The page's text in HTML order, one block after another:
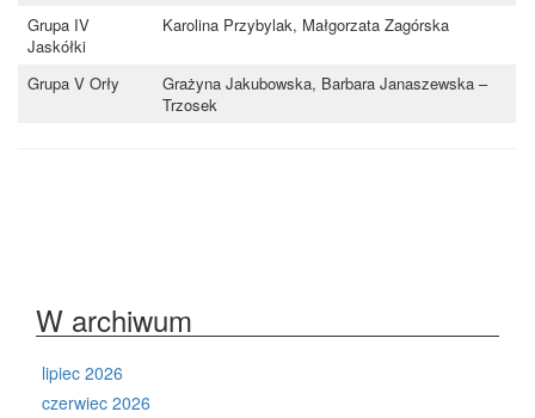
Grupa IV
Jaskółki
Karolina Przybylak, Małgorzata Zagórska
Grupa V Orły
Grażyna Jakubowska, Barbara Janaszewska –
Trzosek
W archiwum
lipiec 2026
czerwiec 2026